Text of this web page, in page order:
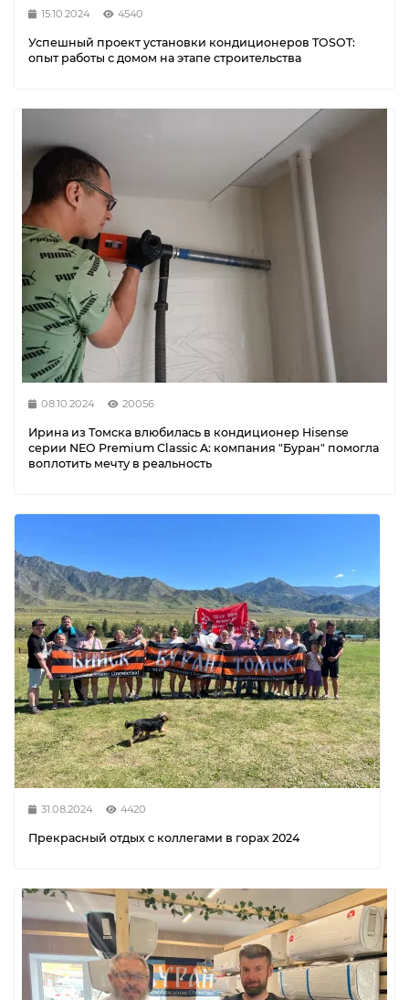
15.10.2024 4540
Успешный проект установки кондиционеров TOSOT:
опыт работы с домом на этапе строительства
08.10.2024 20056
Ирина из Томска влюбилась в кондиционер Hisense
серии NEO Premium Classic A: компания "Буран" помогла
воплотить мечту в реальность
31.08.2024 4420
Прекрасный отдых с коллегами в горах 2024